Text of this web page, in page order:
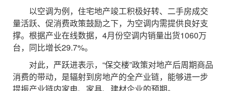
以空调为例，住宅地产竣工积极好转、二手房成交
量活跃、促消费政策鼓励之下，为空调内需提供良好支
撑。根据产业在线数据，4月份空调内销量出货1060万
台，同比增长29.7%。
对此，严跃进表示，“保交楼”政策对地产后周期商品
消费的带动，是辐射到房地产的全产业链，能够进一步